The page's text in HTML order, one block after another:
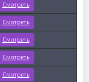
Смотреть
Смотреть
Смотреть
Смотреть
Смотреть